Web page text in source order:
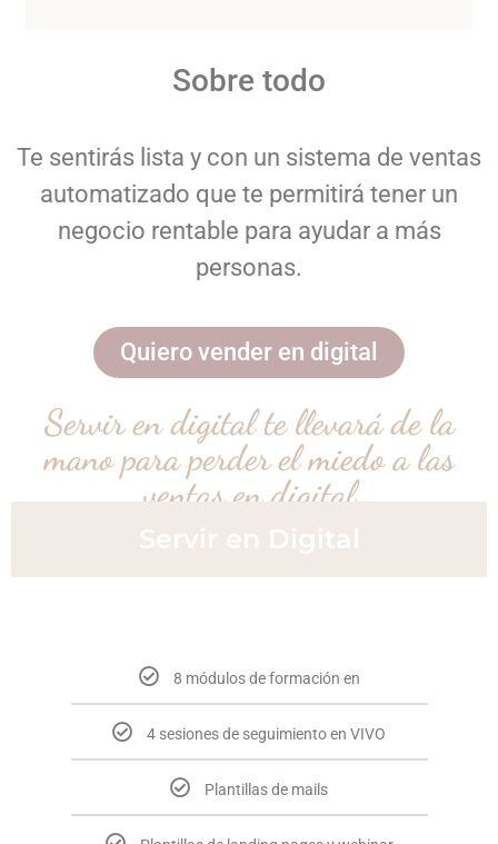
Sobre todo
Te sentirás lista y con un sistema de ventas
automatizado que te permitirá tener un
negocio rentable para ayudar a más
personas.
Quiero vender en digital
Servir en digital te llevará de la
mano para perder el miedo a las
ventas en digital
Servir en Digital
8 módulos de formación en
4 sesiones de seguimiento en VIVO
Plantillas de mails